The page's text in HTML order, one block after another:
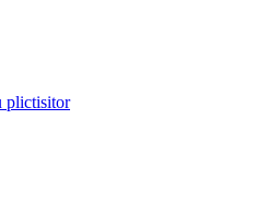
plictisitor